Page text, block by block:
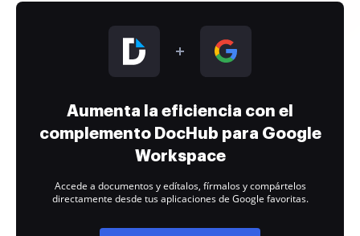
Aumenta la eficiencia con el
complemento DocHub para Google
Workspace
Accede a documentos y edítalos, fírmalos y compártelos
directamente desde tus aplicaciones de Google favoritas.